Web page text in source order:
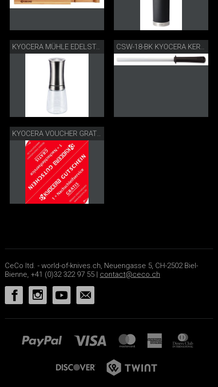
KYOCERA MÜHLE EDELSTAHL CM-30SS CSW-18-BK KYOCERA KERAMIKSCHLEIFSTAB
KYOCERA VOUCHER GRATIS-NACHSCHLEIFSERVICE
CeCo ltd. - world-of-knives.ch, Neuengasse 5, CH-2502 Biel-
Bienne, +41 (0)32 322 97 55 | contact@ceco.ch